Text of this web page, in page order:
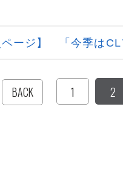
ページ】 「今季はCL
BACK 1 2